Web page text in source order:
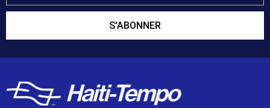
S'ABONNER